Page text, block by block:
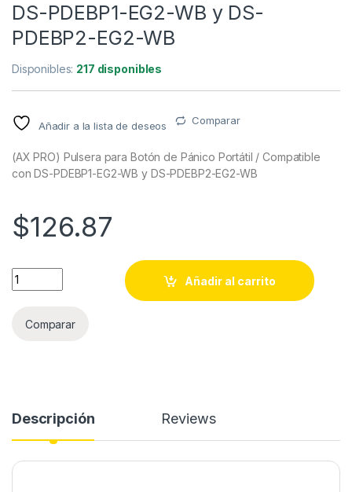
DS-PDEBP1-EG2-WB y DS-
PDEBP2-EG2-WB
Disponibles: 217 disponibles
Añadir a la lista de deseos Comparar
(AX PRO) Pulsera para Botón de Pánico Portátil / Compatible
con DS-PDEBP1-EG2-WB y DS-PDEBP2-EG2-WB
$126.87
(AX PRO) Pulsera para Botón de Pánico Portátil /
Añadir al carrito
Comparar
Descripción Reviews